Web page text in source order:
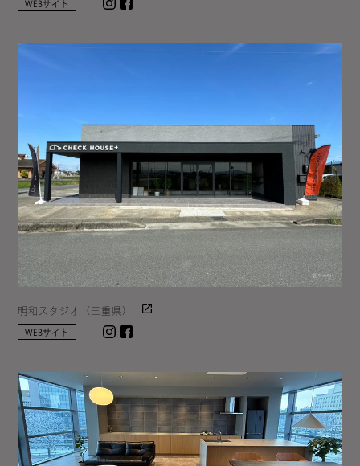
WEBサイト Instagram
明和スタジオ（三重県）
WEBサイト Instagram